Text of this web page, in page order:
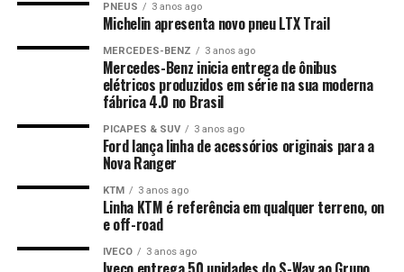
PNEUS 3 anos ago
Michelin apresenta novo pneu LTX Trail
MERCEDES-BENZ 3 anos ago
Mercedes-Benz inicia entrega de ônibus
elétricos produzidos em série na sua moderna
fábrica 4.0 no Brasil
PICAPES & SUV 3 anos ago
Ford lança linha de acessórios originais para a
Nova Ranger
KTM 3 anos ago
Linha KTM é referência em qualquer terreno, on
e off-road
IVECO 3 anos ago